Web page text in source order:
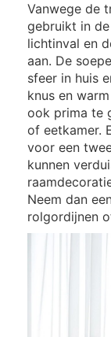
Vanwege de
gebruikt in
lichtinval en
aan. De
sfeer in huis
knus en
ook prima te
of eetkamer.
voor een
kunnen
Neem dan
rolgordijnen